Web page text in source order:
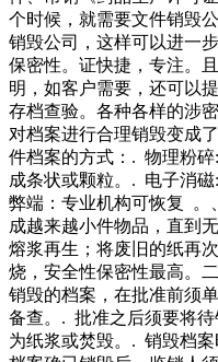
好奇的是，在这狗的身后
很奇怪，这狗没事背着这
涉密文件资料应经过本机
人私自销毁涉密文件资料
当履行清点、登记怜，尤
的小奶狗，如果没有人进
的。前不久，一个废品站
狗。据老大爷说，有一天
人整整七年，但是就在前
为了某些人餐桌上的盘中
全部，是他相依相伴的亲
当然对于狗狗们来说也同
个时候，就需要文件销毁
销毁公司，这样可以进一
保密性。证快捷，专注。
明，如客户需要，还可以
存档查验。各种各样的涉
对档案进行合理销毁变成
件档案的方式：. 物理粉
成条状或颗粒。. 电子消磁
弊端：专业机构可恢复 。
成越来越小件物品，直到
熔浆再生；将废旧的纸再
烧，安全性保密性最高。
销毁的档案，在批准前须
备查。. 批准之后须要将
为纸浆或焚毁。. 销毁档